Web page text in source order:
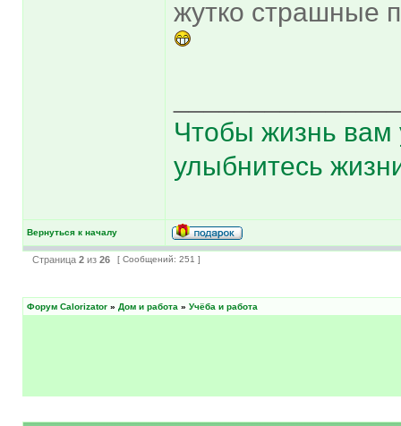
жутко страшные
Чтобы жизнь вам
улыбнитесь
Вернуться к началу
Страница 2 из 26 [ Сообщений: 251 ]
Форум Calorizator » Дом и работа » Учёба и работа